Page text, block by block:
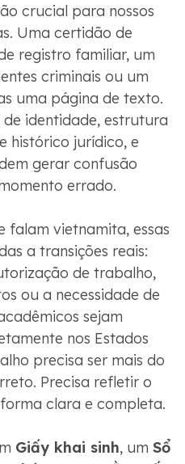
crucial para nossos
Uma certidão de
registro familiar, um
criminais ou um
uma página de texto.
identidade, estrutura
histórico jurídico, e
gerar confusão
errado.
falam vietnamita, essas
a transições reais:
de trabalho,
ou a necessidade de
sejam
nos Estados
precisa ser mais do
Precisa refletir o
clara e completa.
Giấy khai sinh, um Sổ